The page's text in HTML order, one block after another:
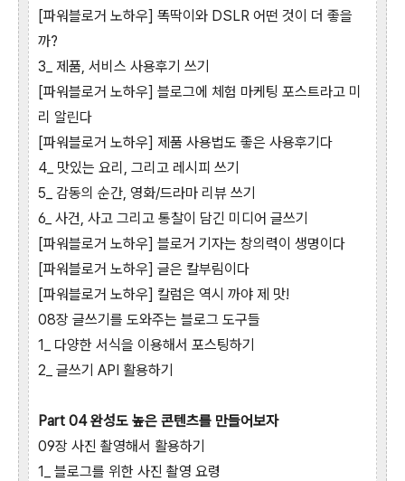
[파워블로거 노하우] 똑딱이와 DSLR 어떤 것이 더 좋을
까?
3_ 제품, 서비스 사용후기 쓰기
[파워블로거 노하우] 블로그에 체험 마케팅 포스트라고 미
리 알린다
[파워블로거 노하우] 제품 사용법도 좋은 사용후기다
4_ 맛있는 요리, 그리고 레시피 쓰기
5_ 감동의 순간, 영화/드라마 리뷰 쓰기
6_ 사건, 사고 그리고 통찰이 담긴 미디어 글쓰기
[파워블로거 노하우] 블로거 기자는 창의력이 생명이다
[파워블로거 노하우] 글은 칼부림이다
[파워블로거 노하우] 칼럼은 역시 까야 제 맛!
08장 글쓰기를 도와주는 블로그 도구들
1_ 다양한 서식을 이용해서 포스팅하기
2_ 글쓰기 API 활용하기
Part 04 완성도 높은 콘텐츠를 만들어보자
09장 사진 촬영해서 활용하기
1_ 블로그를 위한 사진 촬영 요령